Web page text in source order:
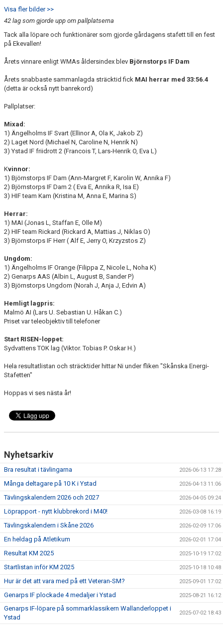
Visa fler bilder >>
42 lag som gjorde upp om pallplatserna
Tack alla löpare och funktionärer som gjorde gårdagens stafett till en fest
på Ekevallen!
Årets vinnare enligt WMAs åldersindex blev Björnstorps IF Dam
Årets snabbaste sammanlagda sträcktid fick MAI herrar med 33:56.4
(detta är också nytt banrekord)
Pallplatser:
Mixad:
1) Ängelholms IF Svart (Ellinor A, Ola K, Jakob Z)
2) Laget Nord (Michael N, Caroline N, Henrik N)
3) Ystad IF friidrott 2 (Francois T, Lars-Henrik O, Eva L)
Kvinnor:
1) Björnstorps IF Dam (Ann-Margret F, Karolin W, Annika F)
2) Björnstorps IF Dam 2 ( Eva E, Annika R, Isa E)
3) HIF team Kam (Kristina M, Anna E, Marina S)
Herrar:
1) MAI (Jonas L, Staffan E, Olle M)
2) HIF team Rickard (Rickard A, Mattias J, Niklas O)
3) Björnstorps IF Herr ( Alf E, Jerry O, Krzyzstos Z)
Ungdom:
1) Ängelholms IF Orange (Filippa Z, Nicole L, Noha K)
2) Genarps AAS (Albin L, August B, Sander P)
3) Björnstorps Ungdom (Norah J, Anja J, Edvin A)
Hemligt lagpris:
Malmö AI (Lars U. Sebastian U. Håkan C.)
Priset var teleobjektiv till telefoner
Start RISEN-loppet:
Sydvattens TOK lag (Viktor. Tobias P. Oskar H.)
Hela resultatlistan och sträcktider hittar Ni under fliken "Skånska Energi-
Stafetten"
Hoppas vi ses nästa år!
Nyhetsarkiv
Bra resultat i tävlingarna 2026-06-13 17:28
Många deltagare på 10 K i Ystad 2026-04-13 11:06
Tävlingskalendern 2026 och 2027 2026-04-05 09:24
Löprapport - nytt klubbrekord i M40! 2026-03-08 16:19
Tävlingskalendern i Skåne 2026 2026-02-09 17:06
En heldag på Atletikum 2026-02-01 17:04
Resultat KM 2025 2025-10-19 17:02
Startlistan inför KM 2025 2025-10-18 10:48
Hur är det att vara med på ett Veteran-SM? 2025-09-01 17:02
Genarps IF plockade 4 medaljer i Ystad 2025-08-21 16:12
Genarps IF-löpare på sommarklassikern Wallanderloppet i
Ystad
2025-07-02 18:43